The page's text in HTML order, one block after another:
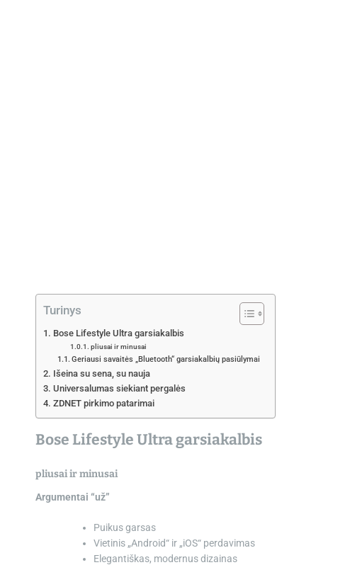
Turinys
Bose Lifestyle Ultra garsiakalbis
pliusai ir minusai
Geriausi savaitės „Bluetooth“ garsiakalbių pasiūlymai
Išeina su sena, su nauja
Universalumas siekiant pergalės
ZDNET pirkimo patarimai
Bose Lifestyle Ultra garsiakalbis
pliusai ir minusai
Argumentai “už”
Puikus garsas
Vietinis „Android“ ir „iOS“ perdavimas
Elegantiškas, modernus dizainas